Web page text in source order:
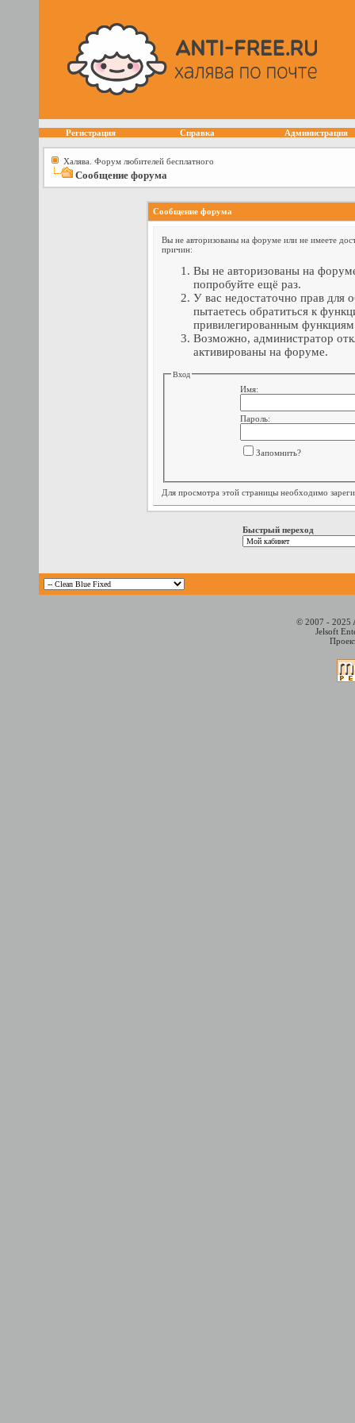
Регистрация Справка Администрация
Халява. Форум любителей бесплатного
Сообщение форума
Сообщение форума
Вы не авторизованы на форуме или не имеете
причин:
Вы не авторизованы на
попробуйте ещё раз.
У вас недостаточно прав для
пытаетесь обратиться к
привилегированным
Возможно, администратор
активированы на форуме.
Вход
Имя:
Пароль:
Запомнить?
Для просмотра этой страницы необходимо
Быстрый переход
© 2007 - 2025
Jelsoft